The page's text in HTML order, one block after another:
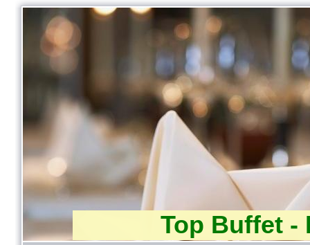
Top Buffet -